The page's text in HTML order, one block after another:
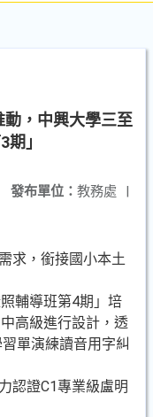
，中興大學三至
」
發布單位： 教務處 |
求，銜接國小本土
輔導班第4期」培
高級進行設計，透
單演練讀音用字糾
認證C1專業級盧明